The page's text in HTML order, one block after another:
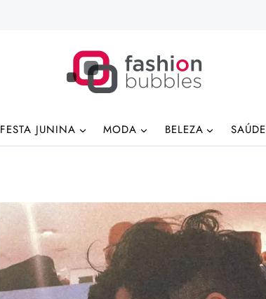
FESTA JUNINA MODA BELEZA SAÚDE